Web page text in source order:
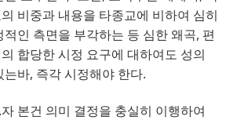
비중과 내용을 타종교에 비하여 심히
인 측면을 부각하는 등 심한 왜곡, 편
합당한 시정 요구에 대하여도 성의
는바, 즉각 시정해야 한다.
자 본건 의미 결정을 충실히 이행하여